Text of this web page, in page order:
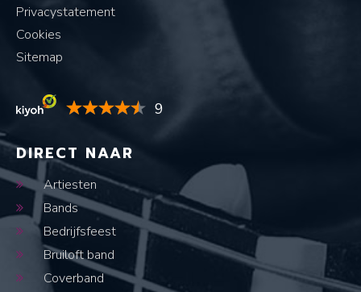
Privacystatement
Cookies
Sitemap
9
DIRECT NAAR
Artiesten
Bands
Bedrijfsfeest
Bruiloft band
Coverband